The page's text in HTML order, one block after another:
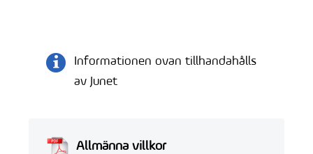
Informationen ovan tillhandahålls
av Junet
Allmänna villkor